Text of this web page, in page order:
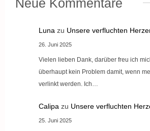
Neue Kommentare
Luna zu Unsere verfluchten
26. Juni 2025
Vielen lieben Dank, darüber freu ich
überhaupt kein Problem damit, wenn
verlinkt werden. Ich…
Calipa zu Unsere verfluchten
25. Juni 2025